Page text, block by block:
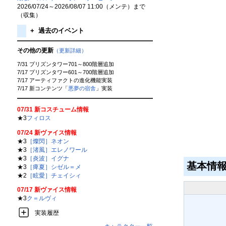
2026/07/24～2026/08/07 11:00（メンテ）まで
（収集）
+ 過去のイベント
その他の更新（更新詳細）
7/31 プリズンタワー701～800階層追加
7/17 プリズンタワー601～700階層追加
7/17 アーティファクトの進化機能実装
7/17 新コンテンツ「 悪夢の宿舎」実装
07/31 新コスチューム情報
★3フィロス
07/24 新ヴァイス情報
★3［燦閃］ネオン
★3［渚風］エレノワール
★3［炎波］イグナ
★3［痺夏］シゼル＝メ
★2 ［眩愛］チェイシィ
07/17 新ヴァイス情報
★3ク＝ルヴィ
実装履歴
基本情